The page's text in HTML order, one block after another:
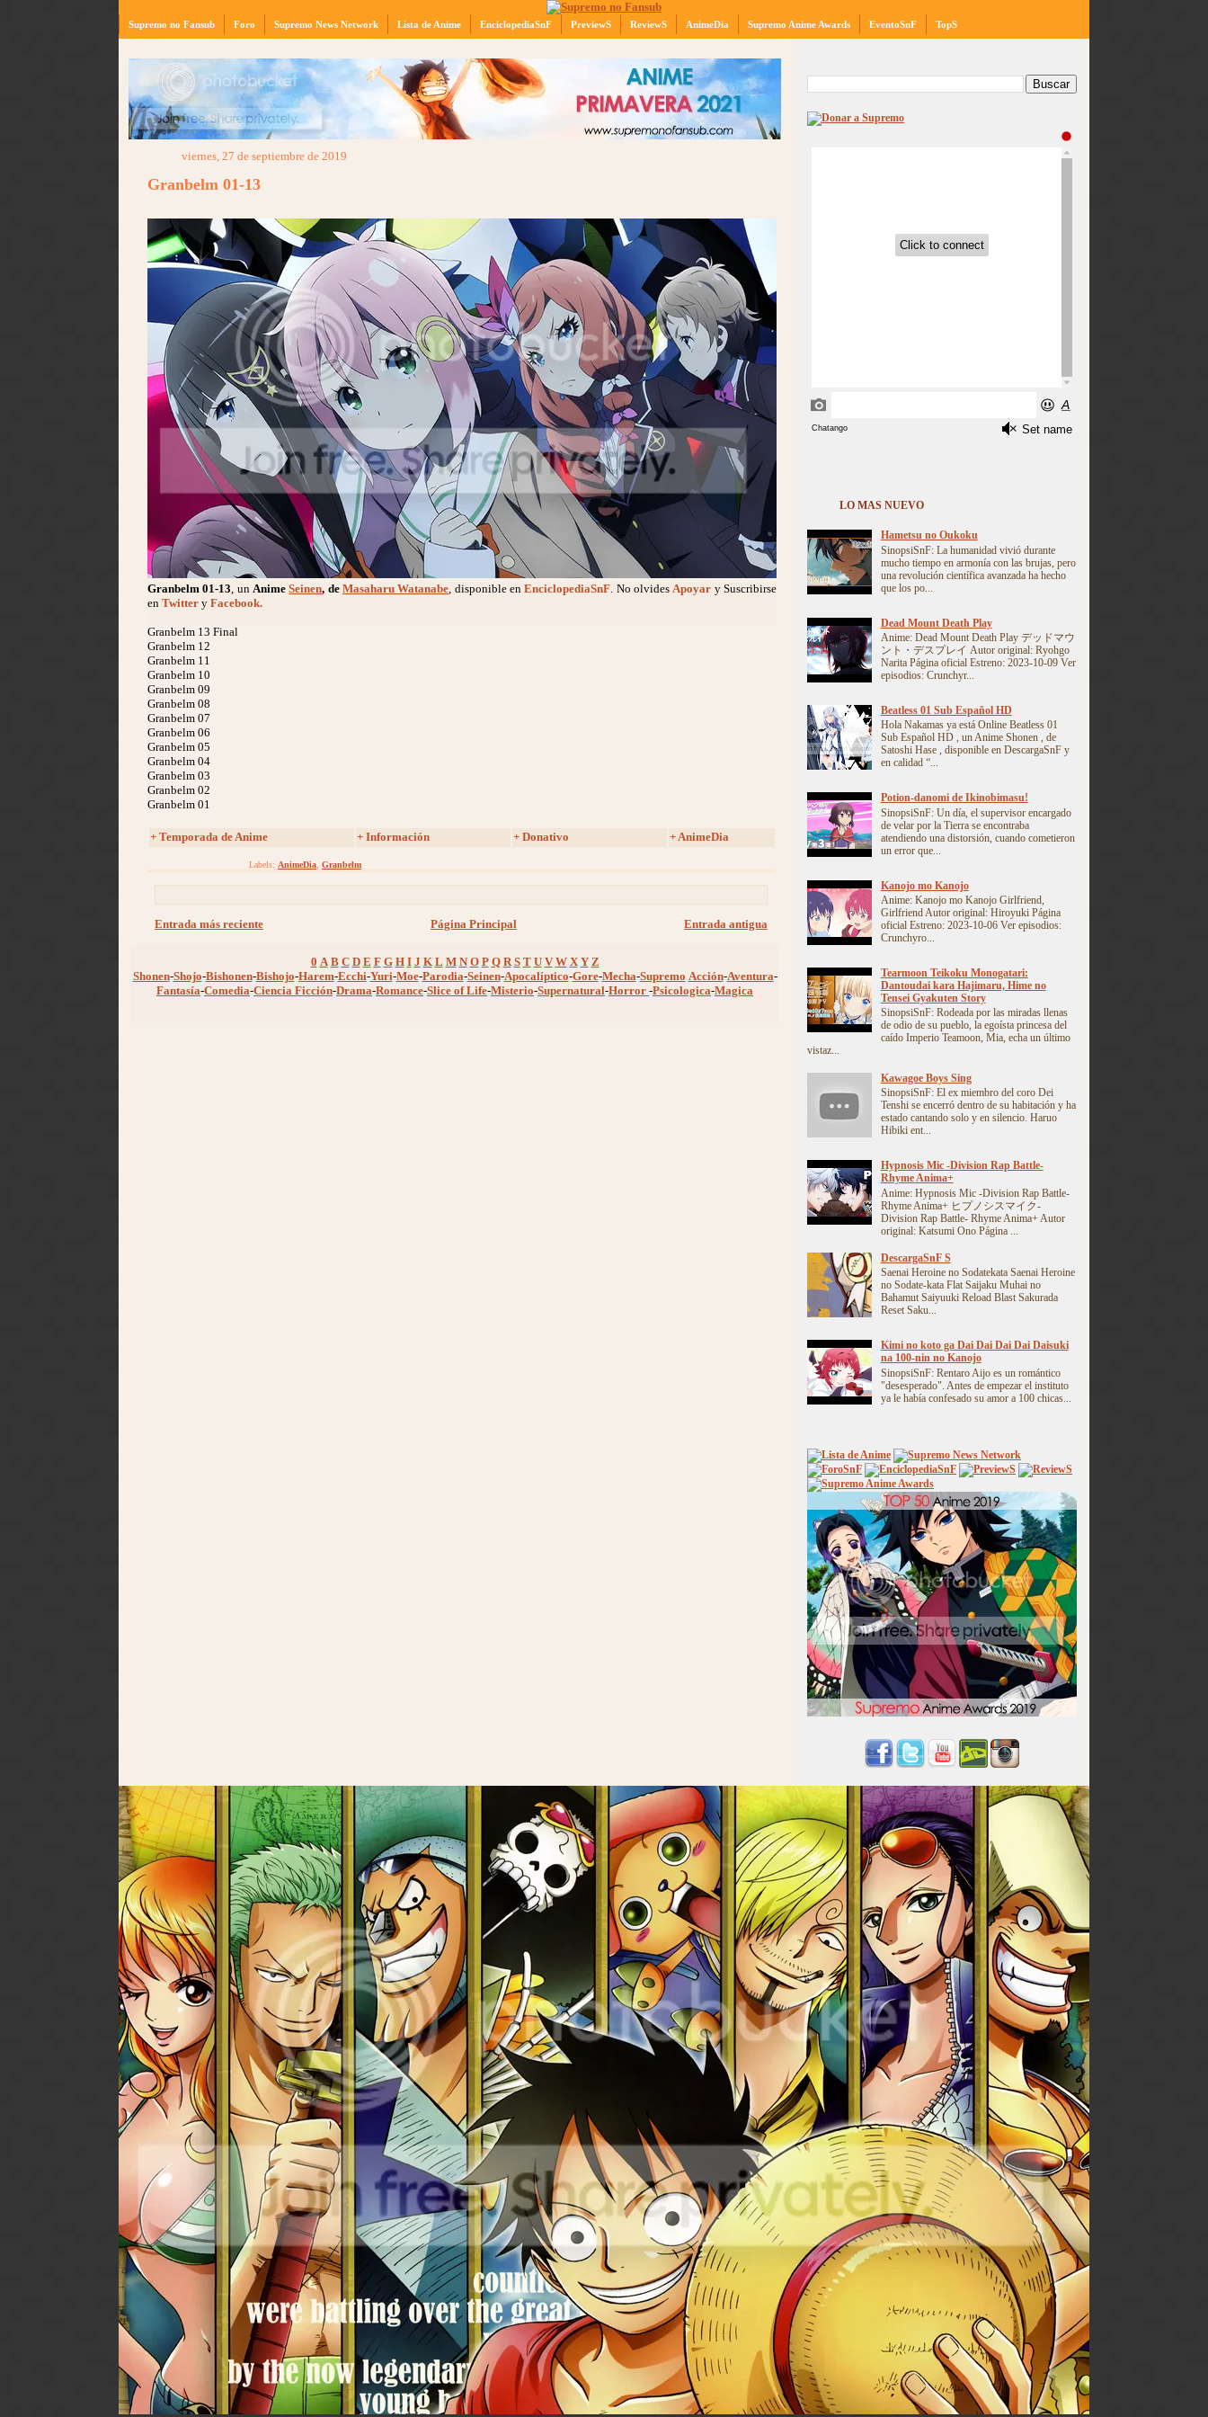
Supremo no Fansub Foro Supremo News Network Lista de Anime EnciclopediaSnF PreviewS ReviewS AnimeDia Supremo Anime Awards EventoSnF TopS
viernes, 27 de septiembre de 2019
Granbelm 01-13
Granbelm 01-13 , un Anime Seinen, de Masaharu Watanabe , disponible enEnciclopediaSnF . No olvides Apoyar y Suscribirse
en Twitter y Facebook.
Granbelm 13 Final
Granbelm 12
Granbelm 11
Granbelm 10
Granbelm 09
Granbelm 08
Granbelm 07
Granbelm 06
Granbelm 05
Granbelm 04
Granbelm 03
Granbelm 02
Granbelm 01
+ Temporada de Anime + Información + Donativo + AnimeDia
Labels: AnimeDia Granbelm
Entrada más reciente Entrada antigua
Página Principal
0 A B C D E F G H I J K L M N O P Q R S T U V W X Y Z
Shonen-Shojo-Bishonen-Bishojo-Harem-Ecchi-Yuri-Moe-Parodia-Seinen-Apocalíptico-Gore-Mecha-Supremo Acción-Aventura-
Fantasía-Comedia-Ciencia Ficción-Drama-Romance-Slice of Life-Misterio-Supernatural-Horror -Psicologica-Magica
LO MAS NUEVO
Hametsu no Oukoku
SinopsiSnF: La humanidad vivió durante
mucho tiempo en armonía con las brujas, pero
una revolución científica avanzada ha hecho
que los po...
Dead Mount Death Play
Anime: Dead Mount Death Play デッドマウ
ント・デスプレイ Autor original: Ryohgo
Narita Página oficial Estreno: 2023-10-09 Ver
episodios: Crunchyr...
Beatless 01 Sub Español HD
Hola Nakamas ya está Online Beatless 01
Sub Español HD , un Anime Shonen , de
Satoshi Hase , disponible en DescargaSnF y
en calidad “...
Potion-danomi de Ikinobimasu!
SinopsiSnF: Un día, el supervisor encargado
de velar por la Tierra se encontraba
atendiendo una distorsión, cuando cometieron
un error que...
Kanojo mo Kanojo
Anime: Kanojo mo Kanojo Girlfriend,
Girlfriend Autor original: Hiroyuki Página
oficial Estreno: 2023-10-06 Ver episodios:
Crunchyro...
Tearmoon Teikoku Monogatari:
Dantoudai kara Hajimaru, Hime no
Tensei Gyakuten Story
SinopsiSnF: Rodeada por las miradas llenas
de odio de su pueblo, la egoísta princesa del
caído Imperio Teamoon, Mia, echa un último
vistaz...
Kawagoe Boys Sing
SinopsiSnF: El ex miembro del coro Dei
Tenshi se encerró dentro de su habitación y ha
estado cantando solo y en silencio. Haruo
Hibiki ent...
Hypnosis Mic -Division Rap Battle-
Rhyme Anima+
Anime: Hypnosis Mic -Division Rap Battle-
Rhyme Anima+ ヒプノシスマイク-
Division Rap Battle- Rhyme Anima+ Autor
original: Katsumi Ono Página ...
DescargaSnF S
Saenai Heroine no Sodatekata Saenai Heroine
no Sodate-kata Flat Saijaku Muhai no
Bahamut Saiyuuki Reload Blast Sakurada
Reset Saku...
Kimi no koto ga Dai Dai Dai Dai Daisuki
na 100-nin no Kanojo
SinopsiSnF: Rentaro Aijo es un romántico
"desesperado". Antes de empezar el instituto
ya le había confesado su amor a 100 chicas...